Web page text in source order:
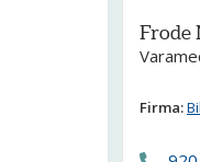
Frode
Firma: